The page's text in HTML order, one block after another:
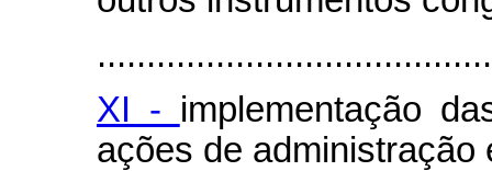
XI - implementação
ações de administração